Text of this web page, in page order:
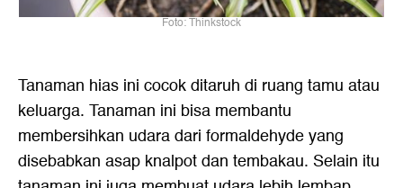
Foto: Thinkstock
Tanaman hias ini cocok ditaruh di ruang tamu atau
keluarga. Tanaman ini bisa membantu
membersihkan udara dari formaldehyde yang
disebabkan asap knalpot dan tembakau. Selain itu